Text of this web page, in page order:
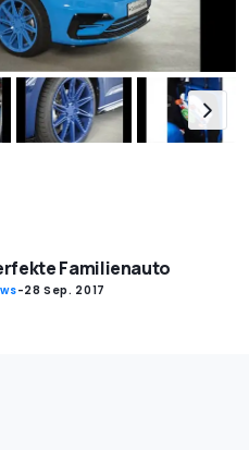
Familienauto
-28 Sep. 2017